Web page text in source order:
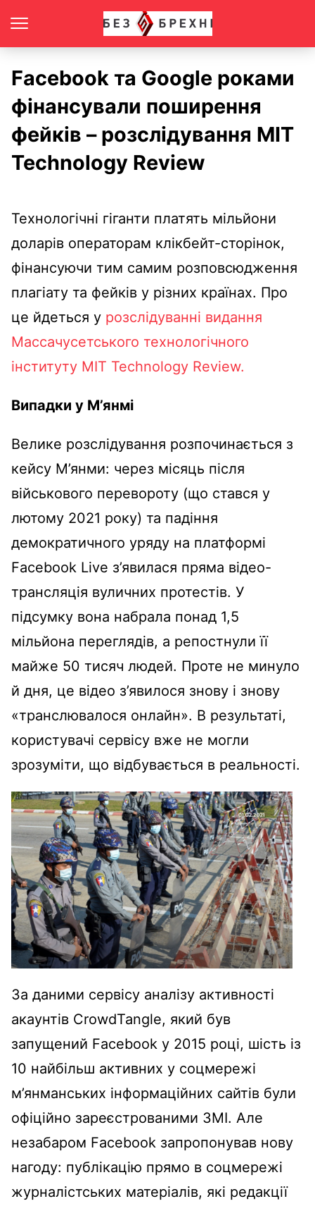
Facebook та Google роками
фінансували поширення
фейків – розслідування MIT
Technology Review
Технологічні гіганти платять мільйони
доларів операторам клікбейт-сторінок,
фінансуючи тим самим розповсюдження
плагіату та фейків у різних країнах. Про
це йдеться у розслідуванні видання
Массачусетського технологічного
інституту MIT Technology Review.
Випадки у М’янмі
Велике розслідування розпочинається з
кейсу М’янми: через місяць після
військового перевороту (що стався у
лютому 2021 року) та падіння
демократичного уряду на платформі
Facebook Live з’явилася пряма відео-
трансляція вуличних протестів. У
підсумку вона набрала понад 1,5
мільйона переглядів, а репостнули її
майже 50 тисяч людей. Проте не минуло
й дня, це відео з’явилося знову і знову
«транслювалося онлайн». В результаті,
користувачі сервісу вже не могли
зрозуміти, що відбувається в реальності.
За даними сервісу аналізу активності
акаунтів CrowdTangle, який був
запущений Facebook у 2015 році, шість із
10 найбільш активних у соцмережі
м’янманських інформаційних сайтів були
офіційно зареєстрованими ЗМІ. Але
незабаром Facebook запропонував нову
нагоду: публікацію прямо в соцмережі
журналістських матеріалів, які редакції